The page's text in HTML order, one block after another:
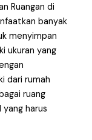
Ruangan di
banyak
menyimpan
ukuran yang
dari rumah
ruang
harus